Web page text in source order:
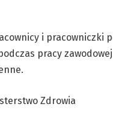
i pracowniczki
pracy
Zdrowia